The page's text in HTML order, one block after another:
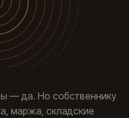
— да. Но собственнику
маржа, складские